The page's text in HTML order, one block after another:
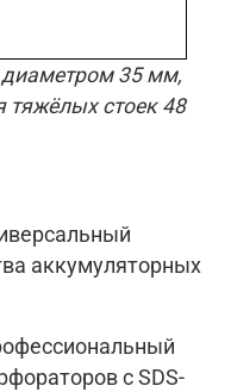
диаметром 35 мм,
тяжёлых стоек 48
аккумуляторных
с SDS-